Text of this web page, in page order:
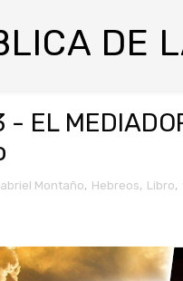
DE
- EL
Montaño, Hebreos, Libro,